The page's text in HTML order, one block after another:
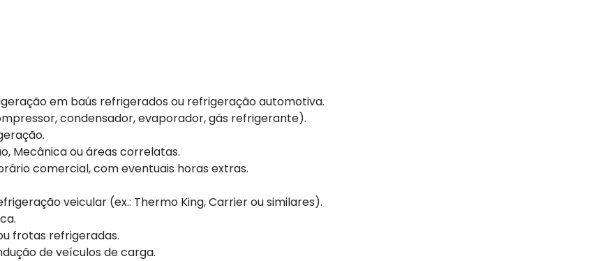
em baús refrigerados ou refrigeração automotiva.
condensador, evaporador, gás refrigerante).
Mecânica ou áreas correlatas.
comercial, com eventuais horas extras.
veicular (ex.: Thermo King, Carrier ou similares).
frotas refrigeradas.
de veículos de carga.